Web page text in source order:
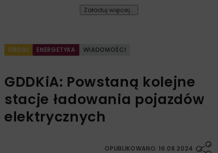
Załaduj więcej...
DROGI ENERGETYKA WIADOMOŚCI
GDDKiA: Powstaną kolejne
stacje ładowania pojazdów
elektrycznych
OPUBLIKOWANO: 16.08.2024